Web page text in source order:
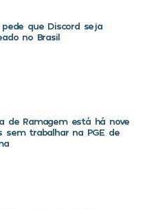
que Discord seja
no Brasil
de Ramagem está há nove
sem trabalhar na PGE de